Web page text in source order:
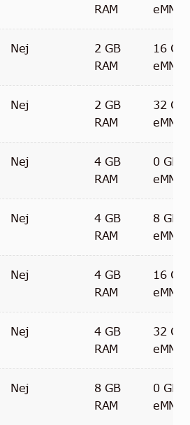
RAM
eMMC
Nej
2 GB
RAM
16 GB
eMMC
Nej
2 GB
RAM
32 GB
eMMC
Nej
4 GB
RAM
0 GB
eMMC
Nej
4 GB
RAM
8 GB
eMMC
Nej
4 GB
RAM
16 GB
eMMC
Nej
4 GB
RAM
32 GB
eMMC
Nej
8 GB
RAM
0 GB
eMMC